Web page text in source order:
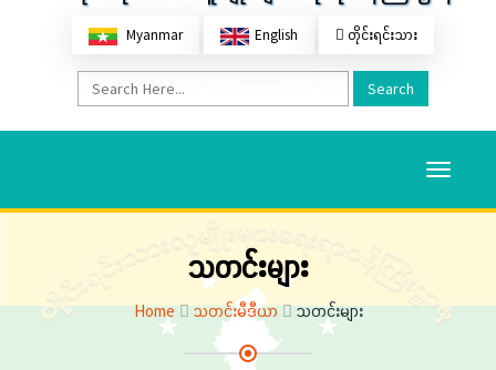
Myanmar English တိုင်းရင်းသား
Search
Toggle
သတင်းများ
Home သတင်းမီဒီယာ သတင်းများ